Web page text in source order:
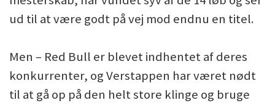
ud til at være godt på vej mod endnu en titel.
Men – Red Bull er blevet indhentet af deres
konkurrenter, og Verstappen har været nødt
til at gå op på den helt store klinge og bruge